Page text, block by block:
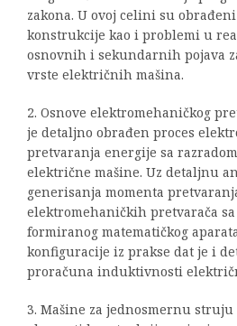
zakona. U ovoj celini su
konstrukcije kao i problemi u
osnovnih i sekundarnih pojava
vrste električnih mašina.
2. Osnove elektromehaničkog
je detaljno obrađen proces
pretvaranja energije sa
električne mašine. Uz detaljnu
generisanja momenta
elektromehaničkih pretvarača
formiranog matematičkog
konfiguracije iz prakse dat je i
proračuna induktivnosti
3. Mašine za jednosmernu